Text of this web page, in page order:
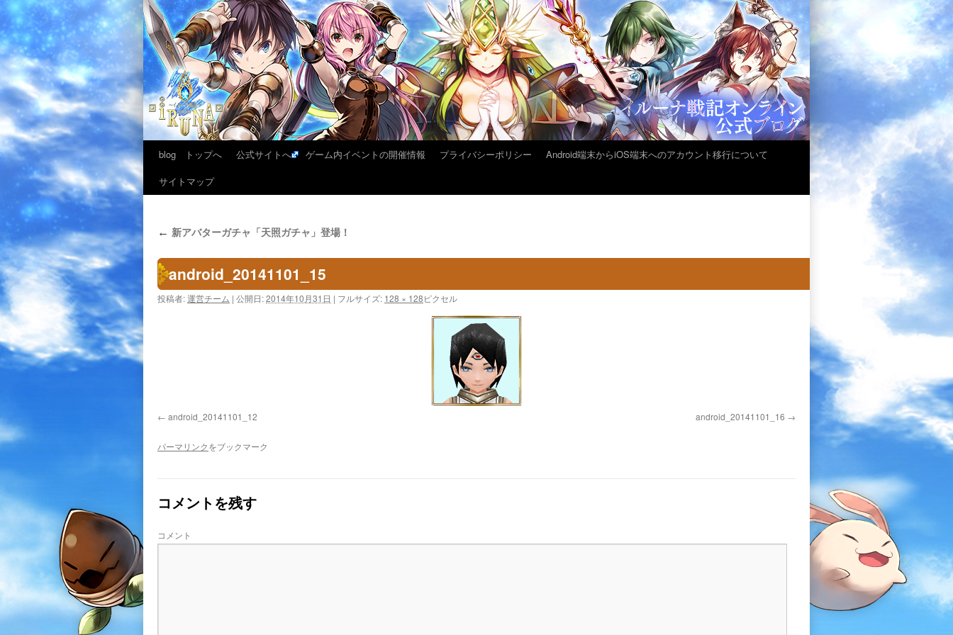
blog トップへ 公式サイトへ ゲーム内イベントの開催情報 プライバシーポリシー
Android端末からiOS端末へのアカウント移行について
サイトマップ
← 新アバターガチャ「天照ガチャ」登場！
android_20141101_15
投稿者:運営チーム | 公開日:2014年10月31日 | フルサイズ: 128 × 128ピクセル
android_20141101_12 android_20141101_16
パーマリンクをブックマーク
コメントを残す
コメント